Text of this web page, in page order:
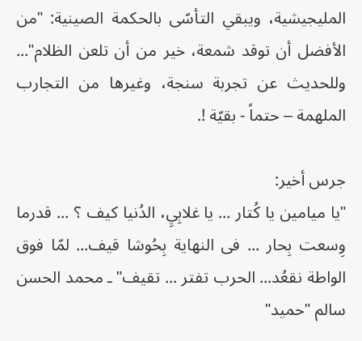
المليجيشية، ويبقي التأسّى بالحكمة الصينية: "من
الأفضل أن توقد شمعة، خير من أن تلعن الظلام"...
وللحديث عن تجربة سنجة، وغيرها من التجارب
الملهمة – حتماً - بقيّة !.
جرس أخير:
"يا ميامين يا كُتار ... يا غلابِيِ، الدُنيا كيف ؟ ... قدرما
وِسعت بِحار ... فى النهاية بِحُوشا قيف... لمّا فوق
الواطة نقعُد... الحرب تفتر ... تقيف" ـ محمد الحسن
سالم "حميد"